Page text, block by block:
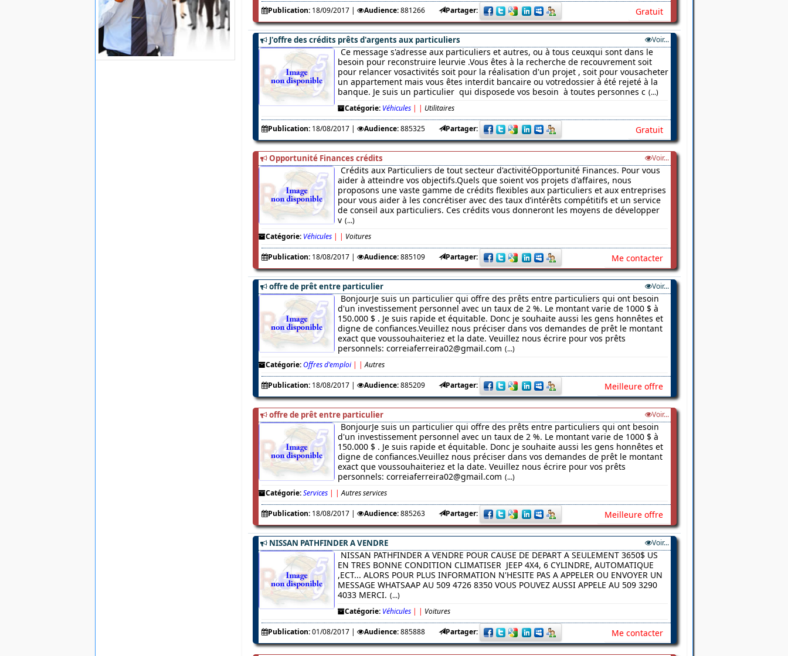
Publication: 18/09/2017| Audience: 881266 Partager: Gratuit
J'offre des crédits prêts d'argents aux particuliers Voir...
Ce message s'adresse aux particuliers et autres, ou à tous ceuxqui sont dans le
besoin pour reconstruire leurvie .Vous êtes à la recherche de recouvrement soit
pour relancer vosactivités soit pour la réalisation d'un projet , soit pour vousacheter
un appartement mais vous êtes interdit bancaire ou votredossier à été rejeté à la
banque. Je suis un particulier qui disposede vos besoin à toutes personnes c (...)
Catégorie: Véhicules | | Utilitaires
Publication: 18/08/2017| Audience: 885325 Partager: Gratuit
Opportunité Finances crédits Voir...
Crédits aux Particuliers de tout secteur d'activitéOpportunité Finances. Pour vous
aider à atteindre vos objectifs.Quels que soient vos projets d'affaires, nous
proposons une vaste gamme de crédits flexibles aux particuliers et aux entreprises
pour vous aider à les concrétiser avec des taux d’intérêts compétitifs et un service
de conseil aux particuliers. Ces crédits vous donneront les moyens de développer
v (...)
Catégorie: Véhicules | | Voitures
Publication: 18/08/2017| Audience: 885109 Partager: Me contacter
offre de prêt entre particulier Voir...
BonjourJe suis un particulier qui offre des prêts entre particuliers qui ont besoin
d'un investissement personnel avec un taux de 2 %. Le montant varie de 1000 $ à
150.000 $ . Je suis rapide et équitable. Donc je souhaite aussi les gens honnêtes et
digne de confiances.Veuillez nous préciser dans vos demandes de prêt le montant
exact que voussouhaiteriez et la date. Veuillez nous écrire pour vos prêts
personnels: correiaferreira02@gmail.com (...)
Catégorie: Offres d'emploi | | Autres
Publication: 18/08/2017| Audience: 885209 Partager: Meilleure offre
offre de prêt entre particulier Voir...
BonjourJe suis un particulier qui offre des prêts entre particuliers qui ont besoin
d'un investissement personnel avec un taux de 2 %. Le montant varie de 1000 $ à
150.000 $ . Je suis rapide et équitable. Donc je souhaite aussi les gens honnêtes et
digne de confiances.Veuillez nous préciser dans vos demandes de prêt le montant
exact que voussouhaiteriez et la date. Veuillez nous écrire pour vos prêts
personnels: correiaferreira02@gmail.com (...)
Catégorie: Services | | Autres services
Publication: 18/08/2017| Audience: 885263 Partager: Meilleure offre
NISSAN PATHFINDER A VENDRE Voir...
NISSAN PATHFINDER A VENDRE POUR CAUSE DE DEPART A SEULEMENT 3650$ US
EN TRES BONNE CONDITION CLIMATISER JEEP 4X4, 6 CYLINDRE, AUTOMATIQUE
,ECT... ALORS POUR PLUS INFORMATION N'HESITE PAS A APPELER OU ENVOYER UN
MESSAGE WHATSAAP AU 509 4726 8350 VOUS POUVEZ AUSSI APPELE AU 509 3290
4033 MERCI. (...)
Catégorie: Véhicules | | Voitures
Publication: 01/08/2017| Audience: 885888 Partager: Me contacter